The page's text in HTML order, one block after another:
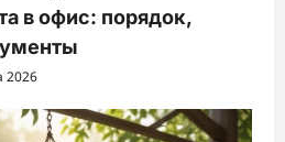
в офис: порядок,
2026